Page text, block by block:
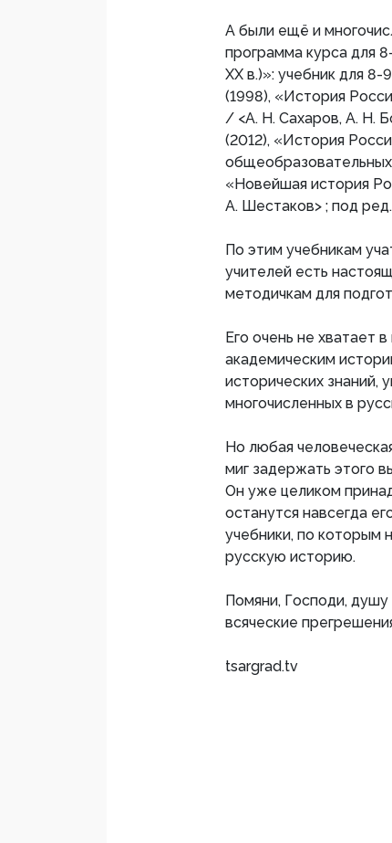
А были ещё и
программа курса для
XX в.)»: учебник для
(1998), «История
/ <А. Н. Сахаров, А. Н.
(2012), «История
«Новейшая история
А. Шестаков> ; под
По этим учебникам
учителей есть
методичкам для
Его очень не хватает
академическим
исторических знаний,
многочисленных в
Но любая
миг задержать этого
Он уже целиком
останутся навсегда
учебники, по которым
русскую историю.
Помяни, Господи,
всяческие
tsargrad.tv